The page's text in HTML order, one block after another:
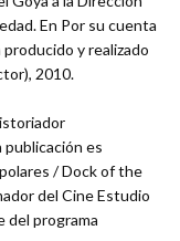
En Por su cuenta
y realizado
2010.
es
/ Dock of the
del Cine Estudio
del programa